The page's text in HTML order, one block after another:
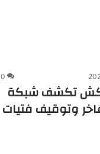
0
تكشف شبكة
وتوقيف فتيات